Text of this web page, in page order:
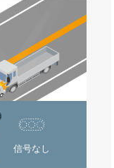
信号なし